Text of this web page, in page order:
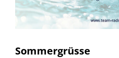
Sommergrüsse